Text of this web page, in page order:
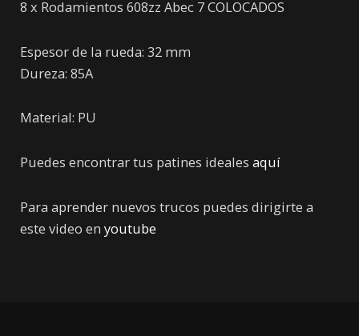
8 x Rodamientos 608zz Abec 7 COLOCADOS
Espesor de la rueda: 32 mm
Dureza: 85A
Material: PU
Puedes encontrar tus patines ideales aquí
Para aprender nuevos trucos puedes dirigirte a
este video en youtube